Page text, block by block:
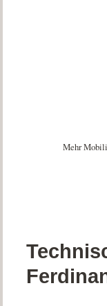
Mehr